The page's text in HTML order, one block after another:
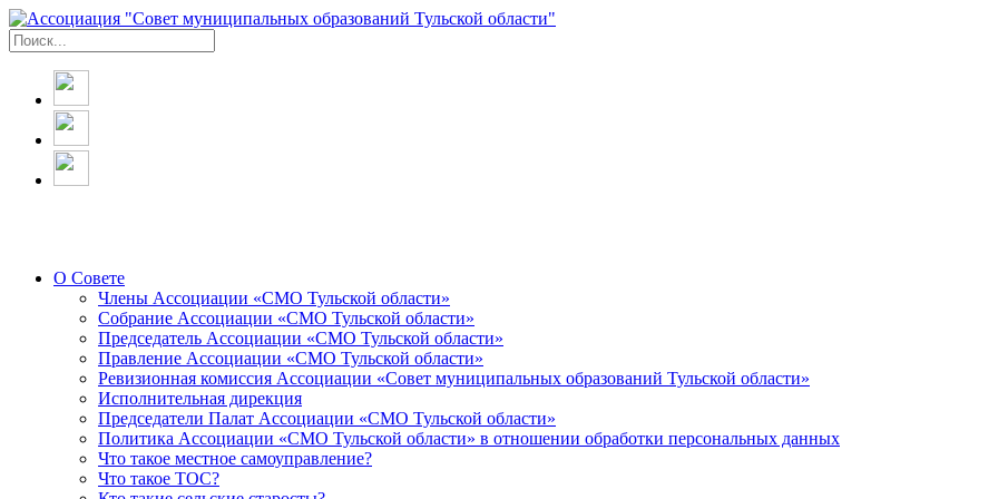
О Совете
Члены Ассоциации «СМО Тульской области»
Собрание Ассоциации «СМО Тульской области»
Председатель Ассоциации «СМО Тульской области»
Правление Ассоциации «СМО Тульской области»
Ревизионная комиссия Ассоциации «Совет муниципальных образований Тульской области»
Исполнительная дирекция
Председатели Палат Ассоциации «СМО Тульской области»
Политика Ассоциации «СМО Тульской области» в отношении обработки персональных данных
Что такое местное самоуправление?
Что такое ТОС?